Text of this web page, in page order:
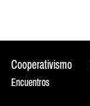
Cooperativismo
Encuentros